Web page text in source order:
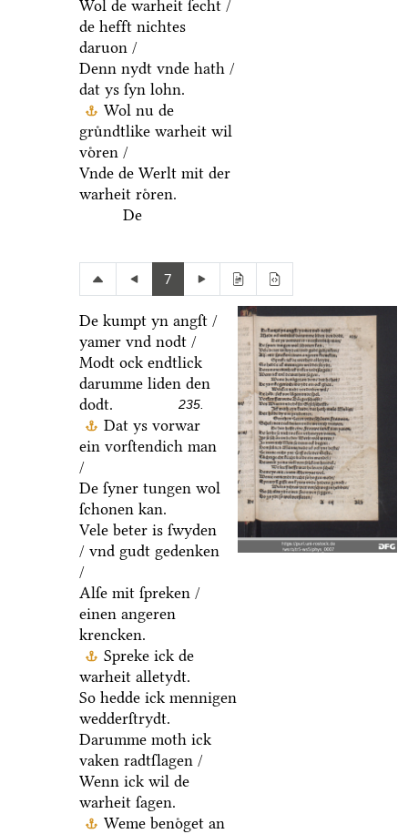
Wol de warheit ſecht /
de hefft nichtes
daruon /
Denn nydt vnde hath /
dat ys ſyn lohn.
Wol nu de
gruͤndtlike warheit wil
voͤren /
Vnde de Werlt mit der
warheit roͤren.
De
7
De kumpt yn angſt /
yamer vnd nodt /
Modt ock endtlick
darumme liden den
dodt.
235.
Dat ys vorwar
ein vorſtendich man
/
De ſyner tungen wol
ſchonen kan.
Vele beter is ſwyden
/ vnd gudt gedenken
/
Alſe mit ſpreken /
einen angeren
krencken.
Spreke ick de
warheit alletydt.
So hedde ick mennigen
wedderſtrydt.
Darumme moth ick
vaken radtſlagen /
Wenn ick wil de
warheit ſagen.
Weme benoͤget an